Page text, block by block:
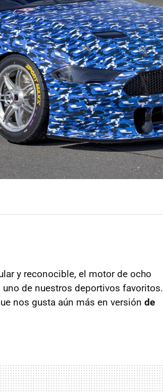
y reconocible, el motor de ocho
de nuestros deportivos favoritos.
nos gusta aún más en versión de